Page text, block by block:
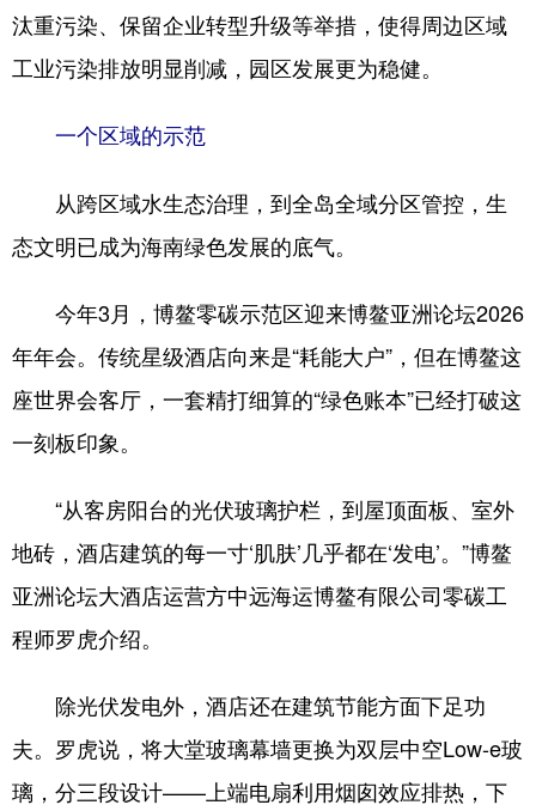
汰重污染、保留企业转型升级等举措，使得周边区域
工业污染排放明显削减，园区发展更为稳健。
一个区域的示范
从跨区域水生态治理，到全岛全域分区管控，生
态文明已成为海南绿色发展的底气。
今年3月，博鳌零碳示范区迎来博鳌亚洲论坛2026
年年会。传统星级酒店向来是“耗能大户”，但在博鳌这
座世界会客厅，一套精打细算的“绿色账本”已经打破这
一刻板印象。
“从客房阳台的光伏玻璃护栏，到屋顶面板、室外
地砖，酒店建筑的每一寸‘肌肤’几乎都在‘发电’。”博鳌
亚洲论坛大酒店运营方中远海运博鳌有限公司零碳工
程师罗虎介绍。
除光伏发电外，酒店还在建筑节能方面下足功
夫。罗虎说，将大堂玻璃幕墙更换为双层中空Low-e玻
璃，分三段设计——上端电扇利用烟囱效应排热，下